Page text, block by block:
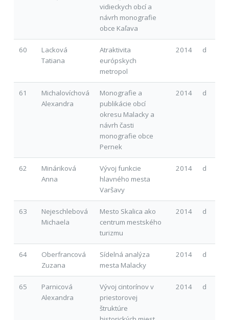
vidieckych obcí a
návrh monografie
obce Kaľava
60
Lacková
Tatiana
Atraktivita
európskych
metropol
2014 d
61
Michalovíchová
Alexandra
Monografie a
publikácie obcí
okresu Malacky a
návrh časti
monografie obce
Pernek
2014 d
62
Mináriková
Anna
Vývoj funkcie
hlavného mesta
Varšavy
2014 d
63
Nejeschlebová
Michaela
Mesto Skalica ako
centrum mestského
turizmu
2014 d
64
Oberfrancová
Zuzana
Sídelná analýza
mesta Malacky
2014 d
65
Parnicová
Alexandra
Vývoj cintorínov v
priestorovej
štruktúre
2014 d